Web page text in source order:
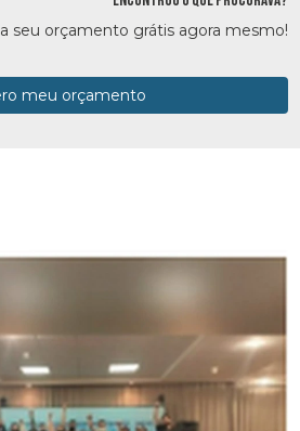
seu orçamento grátis agora mesmo!
meu orçamento